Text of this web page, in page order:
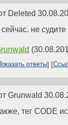
Deleted
сейчас. не
(
Показать ответы
Grunwald
тег CODE